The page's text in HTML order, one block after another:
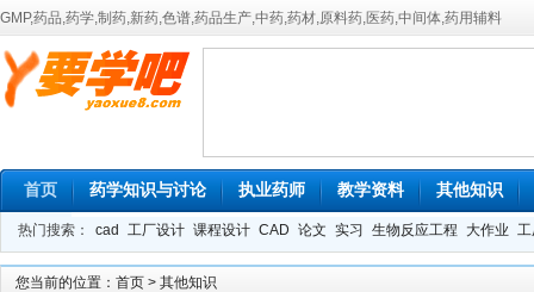
GMP,药品,药学,制药,新药,色谱,药品生产,中药,药材,原料药,医药,中间体,药用辅料
首页 药学知识与讨论 执业药师 教学资料 其他知识
热门搜索： cad 工厂设计 课程设计 CAD 论文 实习 生物反应工程 大作业
您当前的位置： 首页 > 其他知识